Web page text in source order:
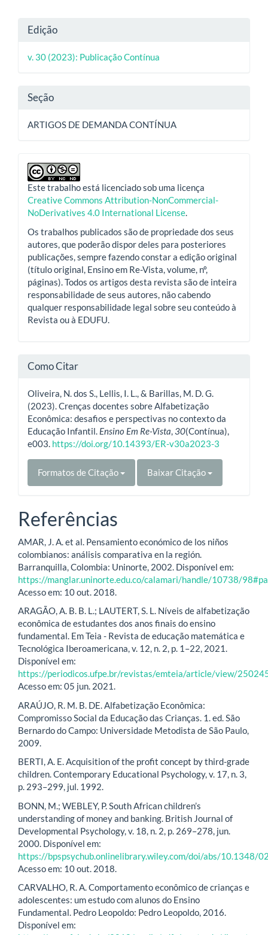
Detalhes
do
artigo
Edição
v. 30 (2023): Publicação Contínua
Seção
ARTIGOS DE DEMANDA CONTÍNUA
Este trabalho está licenciado sob uma licença
Creative Commons Attribution-NonCommercial-
NoDerivatives 4.0 International License.
Os trabalhos publicados são de propriedade dos seus
autores, que poderão dispor deles para posteriores
publicações, sempre fazendo constar a edição original
(título original, Ensino em Re-Vista, volume, nº,
páginas). Todos os artigos desta revista são de inteira
responsabilidade de seus autores, não cabendo
qualquer responsabilidade legal sobre seu conteúdo à
Revista ou à EDUFU.
Como Citar
Oliveira, N. dos S., Lellis, I. L., & Barillas, M. D. G.
(2023). Crenças docentes sobre Alfabetização
Econômica: desafios e perspectivas no contexto da
Educação Infantil. Ensino Em Re-Vista,30(Contínua),
e003. https://doi.org/10.14393/ER-v30a2023-3
Formatos de Citação Baixar Citação
Referências
AMAR, J. A. et al. Pensamiento económico de los niños
colombianos: análisis comparativa en la región.
Barranquilla, Colombia: Uninorte, 2002. Disponível em:
https://manglar.uninorte.edu.co/calamari/handle/10738/
Acesso em: 10 out. 2018.
ARAGÃO, A. B. B. L.; LAUTERT, S. L. Níveis de alfabetização
econômica de estudantes dos anos finais do ensino
fundamental. Em Teia - Revista de educação matemática e
Tecnológica Iberoamericana, v. 12, n. 2, p. 1–22, 2021.
Disponível em:
https://periodicos.ufpe.br/revistas/emteia/article/view/
Acesso em: 05 jun. 2021.
ARAÚJO, R. M. B. DE. Alfabetização Econômica:
Compromisso Social da Educação das Crianças. 1. ed. São
Bernardo do Campo: Universidade Metodista de São Paulo,
2009.
BERTI, A. E. Acquisition of the profit concept by third-grade
children. Contemporary Educational Psychology, v. 17, n. 3,
p. 293–299, jul. 1992.
BONN, M.; WEBLEY, P. South African children’s
understanding of money and banking. British Journal of
Developmental Psychology, v. 18, n. 2, p. 269–278, jun.
2000. Disponível em:
https://bpspsychub.onlinelibrary.wiley.com/doi/abs/10.1348/
Acesso em: 10 out. 2018.
CARVALHO, R. A. Comportamento econômico de crianças e
adolescentes: um estudo com alunos do Ensino
Fundamental. Pedro Leopoldo: Pedro Leopoldo, 2016.
Disponível em: